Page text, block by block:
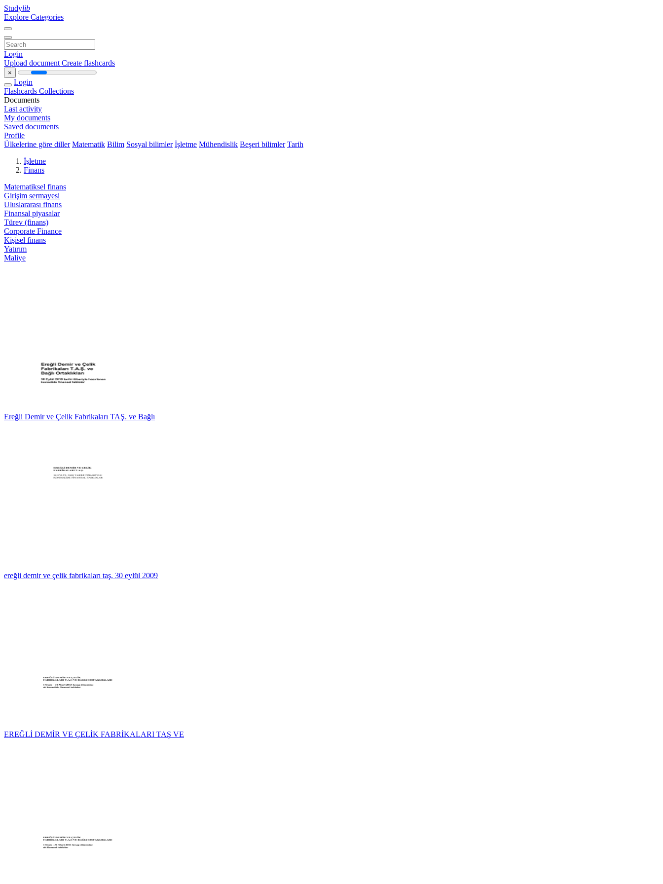
Studylib
Explore Categories
Login
Upload document Create flashcards
×
Login
Flashcards Collections
Documents
Last activity
My documents
Saved documents
Profile
Ülkelerine göre diller Matematik Bilim Sosyal bilimler İşletme Mühendislik Beşeri bilimler Tarih
İşletme
Finans
Matematiksel finans
Girişim sermayesi
Uluslararası finans
Finansal piyasalar
Türev (finans)
Corporate Finance
Kişisel finans
Yatırım
Maliye
Ereğli Demir ve Çelik Fabrikaları TAŞ. ve Bağlı
ereğli demir ve çelik fabrikaları taş. 30 eylül 2009
EREĞLİ DEMİR VE ÇELİK FABRİKALARI TAŞ VE